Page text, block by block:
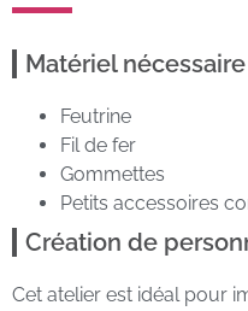
Matériel nécessaire
Feutrine
Fil de fer
Gommettes
Petits accessoires
Création de
Cet atelier est idéal pour